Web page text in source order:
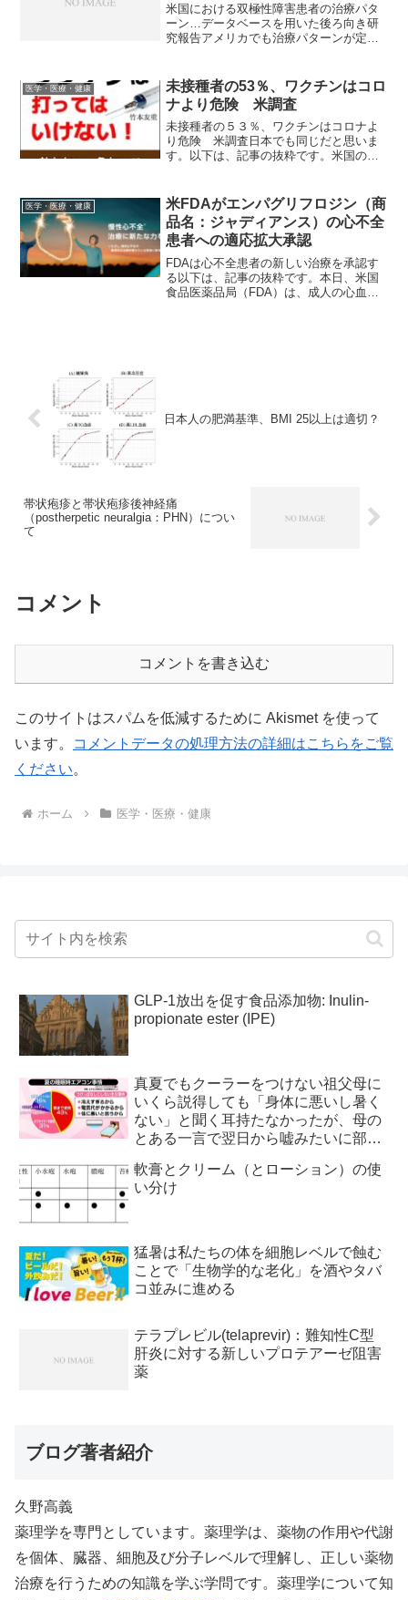
米国における双極性障害患者の治療パタ
ーン…データベースを用いた後ろ向き研
究報告アメリカでも治療パターンが定ま
の抜粋です。はじめに双極性障害は慢性
的かつ複雑な疾患であり、...
医学・医療・健康
未接種者の53％、ワクチンはコロ
ナより危険 米調査
未接種者の５３％、ワクチンはコロナよ
り危険 米調査日本でも同じだと思いま
す。以下は、記事の抜粋です。米国の非
ワクチン接種をまだ受けていない米国人
成人の53％が、ワクチ...
医学・医療・健康
米FDAがエンパグリフロジン（商
品名：ジャディアンス）の心不全
患者への適応拡大承認
FDAは心不全患者の新しい治療を承認す
る以下は、記事の抜粋です。本日、米国
食品医薬品局（FDA）は、成人の心血管
日本人の肥満基準、BMI 25以上は適切？
帯状疱疹と帯状疱疹後神経痛
（postherpetic neuralgia：PHN）につい
て
コメント
コメントを書き込む
このサイトはスパムを低減するために Akismet を使って
います。
コメントデータの処理方法の詳細はこちらをご覧
ください。
ホーム 医学・医療・健康
GLP-1放出を促す食品添加物: Inulin-
propionate ester (IPE)
真夏でもクーラーをつけない祖父母に
いくら説得しても「身体に悪いし暑く
ない」と聞く耳持たなかったが、母の
とある一言で翌日から嘘みたいに部屋
軟膏とクリーム（とローション）の使
い分け
猛暑は私たちの体を細胞レベルで蝕む
ことで「生物学的な老化」を酒やタバ
コ並みに進める
テラプレビル(telaprevir)：難知性C型
肝炎に対する新しいプロテアーゼ阻害
薬
ブログ著者紹介
久野高義
薬理学を専門としています。薬理学は、薬物の作用や代謝
を個体、臓器、細胞及び分子レベルで理解し、正しい薬物
治療を行うための知識を学ぶ学問です。薬理学について知